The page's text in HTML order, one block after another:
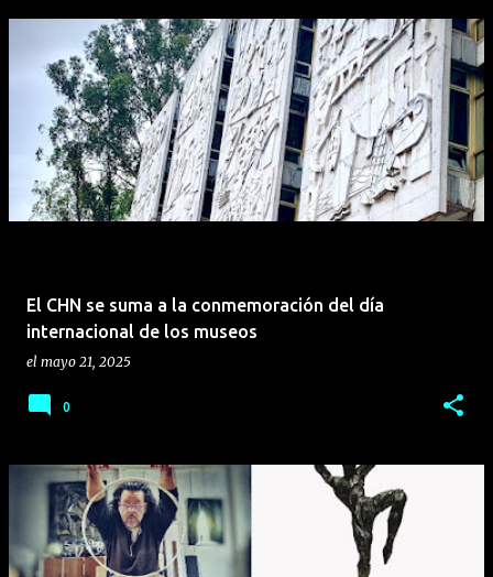
El CHN se suma a la conmemoración del día
internacional de los museos
el mayo 21, 2025
0